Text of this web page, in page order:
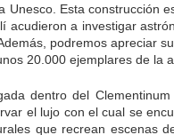
Unesco. Esta construcción
acudieron a investigar
podremos apreciar su
20.000 ejemplares de la
dentro del
el lujo con el cual se
que recrean escenas